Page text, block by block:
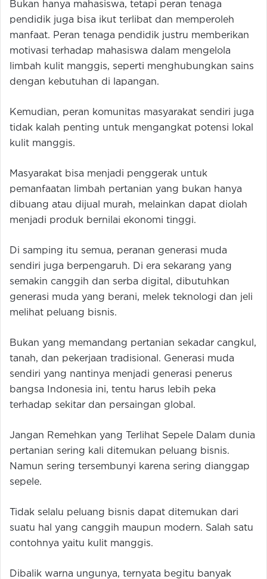
Bukan hanya mahasiswa, tetapi peran tenaga
pendidik juga bisa ikut terlibat dan memperoleh
manfaat. Peran tenaga pendidik justru memberikan
motivasi terhadap mahasiswa dalam mengelola
limbah kulit manggis, seperti menghubungkan sains
dengan kebutuhan di lapangan.
Kemudian, peran komunitas masyarakat sendiri juga
tidak kalah penting untuk mengangkat potensi lokal
kulit manggis.
Masyarakat bisa menjadi penggerak untuk
pemanfaatan limbah pertanian yang bukan hanya
dibuang atau dijual murah, melainkan dapat diolah
menjadi produk bernilai ekonomi tinggi.
Di samping itu semua, peranan generasi muda
sendiri juga berpengaruh. Di era sekarang yang
semakin canggih dan serba digital, dibutuhkan
generasi muda yang berani, melek teknologi dan jeli
melihat peluang bisnis.
Bukan yang memandang pertanian sekadar cangkul,
tanah, dan pekerjaan tradisional. Generasi muda
sendiri yang nantinya menjadi generasi penerus
bangsa Indonesia ini, tentu harus lebih peka
terhadap sekitar dan persaingan global.
Jangan Remehkan yang Terlihat Sepele Dalam dunia
pertanian sering kali ditemukan peluang bisnis.
Namun sering tersembunyi karena sering dianggap
sepele.
Tidak selalu peluang bisnis dapat ditemukan dari
suatu hal yang canggih maupun modern. Salah satu
contohnya yaitu kulit manggis.
Dibalik warna ungunya, ternyata begitu banyak